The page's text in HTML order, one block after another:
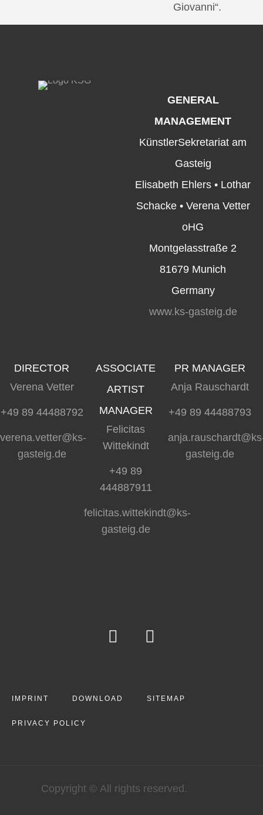
Giovanni“.
GENERAL
MANAGEMENT
KünstlerSekretariat am
Gasteig
Elisabeth Ehlers • Lothar
Schacke • Verena Vetter
oHG
Montgelasstraße 2
81679 Munich
Germany
www.ks-gasteig.de
DIRECTOR
Verena Vetter
+49 89 44488792
verena.vetter@ks-
gasteig.de
ASSOCIATE
ARTIST
MANAGER
Felicitas
Wittekindt
+49 89
444887911
felicitas.wittekindt@ks-
gasteig.de
PR MANAGER
Anja Rauschardt
+49 89 44488793
gasteig.de
IMPRINT DOWNLOAD SITEMAP
PRIVACY POLICY
Copyright © All rights reserved.